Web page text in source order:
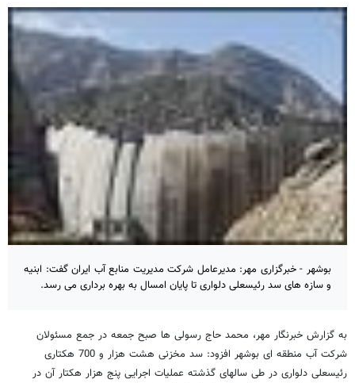
بوشهر - خبرگزاری مهر: مدیرعامل شرکت مدیریت منابع آب ایران گفت: ابنیه
و سازه های سد رئیسعلی دلواری تا پایان امسال به بهره برداری می رسد.
به گزارش خبرنگار مهر، محمد حاج رسولی ها صبح جمعه در جمع مسئولان
شرکت آب منطقه ای بوشهر افزود: سد مخزنی هشت هزار و 700 هکتاری
رئیسعلی دلواری در طی سالهای گذشته عملیات اجرایی پنج هزار هکتار آن در